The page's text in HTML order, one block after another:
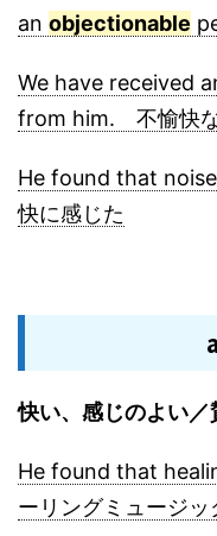
an objectionable
We have received
from him. 不愉快な
He found that noise
快に感じた
快い、感じのよい／
He found that
ーリングミュージッ